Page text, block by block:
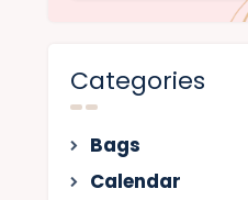
Categories
Bags
Calendar